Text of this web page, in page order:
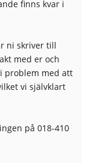
finns kvar i
ni skriver till
med er och
problem med att
vi självklart
på 018-410